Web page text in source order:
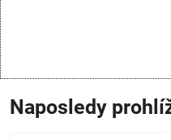
Naposledy